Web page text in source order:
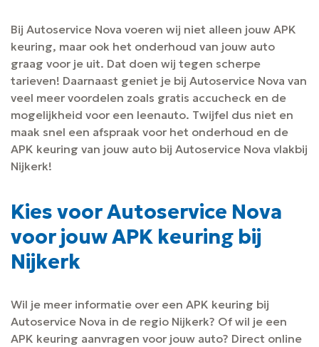
Bij Autoservice Nova voeren wij niet alleen jouw APK
keuring, maar ook het onderhoud van jouw auto
graag voor je uit. Dat doen wij tegen scherpe
tarieven! Daarnaast geniet je bij Autoservice Nova van
veel meer voordelen zoals gratis accucheck en de
mogelijkheid voor een leenauto. Twijfel dus niet en
maak snel een afspraak voor het onderhoud en de
APK keuring van jouw auto bij Autoservice Nova vlakbij
Nijkerk!
Kies voor Autoservice Nova
voor jouw APK keuring bij
Nijkerk
Wil je meer informatie over een APK keuring bij
Autoservice Nova in de regio Nijkerk? Of wil je een
APK keuring aanvragen voor jouw auto? Direct online